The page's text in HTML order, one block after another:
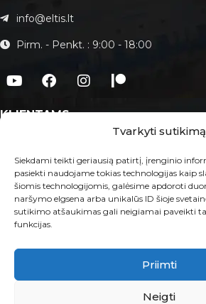
Tvarkyti sutikimą
Siekdami teikti geriausią patirtį, įrenginio
pasiekti naudojame tokias technologijas kaip
šiomis technologijomis, galėsime apdoroti
naršymo elgsena arba unikalūs ID šioje
sutikimo atšaukimas gali neigiamai paveikti
funkcijas.
Priimti
Neigti
info@eltis.lt
Pirm. - Penkt. : 9:00 - 18:00
KLIENTAMS
Paslaugos
Kontaktai
E-PARDUOTUVĖ
Taisyklės ir sąlygos
MB Eltis 2023 © Visos teisės